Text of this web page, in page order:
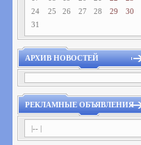
24
25 26 27 28 29
30
31
АРХИВ НОВОСТЕЙ
РЕКЛАМНЫЕ ОБЪЯВЛЕНИЯ
|-- |